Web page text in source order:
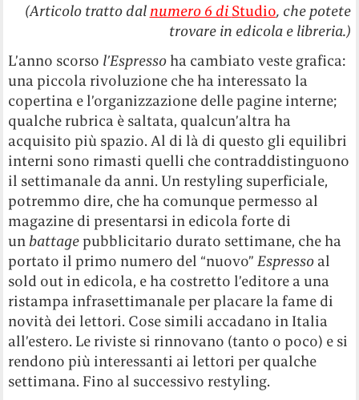
(Articolo tratto dal numero 6 di Studio, che potete
trovare in edicola e libreria.)
L’anno scorso l’Espresso ha cambiato veste grafica:
una piccola rivoluzione che ha interessato la
copertina e l’organizzazione delle pagine interne;
qualche rubrica è saltata, qualcun’altra ha
acquisito più spazio. Al di là di questo gli equilibri
interni sono rimasti quelli che contraddistinguono
il settimanale da anni. Un restyling superficiale,
potremmo dire, che ha comunque permesso al
magazine di presentarsi in edicola forte di
unbattage pubblicitario durato settimane, che ha
portato il primo numero del “nuovo”Espresso al
sold out in edicola, e ha costretto l’editore a una
ristampa infrasettimanale per placare la fame di
novità dei lettori. Cose simili accadano in Italia
all’estero. Le riviste si rinnovano (tanto o poco) e si
rendono più interessanti ai lettori per qualche
settimana. Fino al successivo restyling.